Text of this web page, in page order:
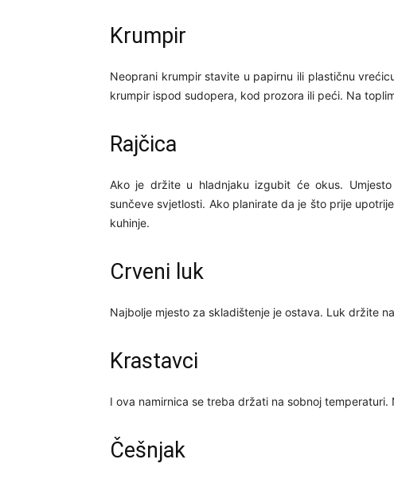
Krumpir
Neoprani krumpir stavite u papirnu ili plastičnu
krumpir ispod sudopera, kod prozora ili peći. Na
Rajčica
Ako je držite u hladnjaku izgubit će okus.
sunčeve svjetlosti. Ako planirate da je što prije
kuhinje.
Crveni luk
Najbolje mjesto za skladištenje je ostava. Luk držite
Krastavci
I ova namirnica se treba držati na sobnoj
Češnjak